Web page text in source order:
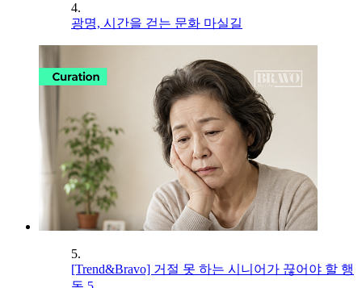
4.
광명, 시간을 걷는 문화 마실길
5.
[Trend&Bravo] 거절 못 하는 시니어가 끊어야 할 행